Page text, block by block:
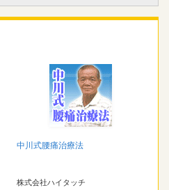
中川式腰痛治療法
株式会社ハイタッチ